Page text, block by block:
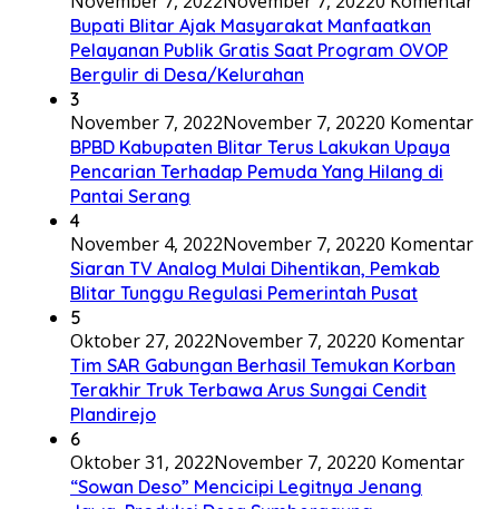
Bupati Blitar Ajak Masyarakat Manfaatkan
Pelayanan Publik Gratis Saat Program OVOP
Bergulir di Desa/Kelurahan
3
November 7, 2022November 7, 20220 Komentar
BPBD Kabupaten Blitar Terus Lakukan Upaya
Pencarian Terhadap Pemuda Yang Hilang di
Pantai Serang
4
November 4, 2022November 7, 20220 Komentar
Siaran TV Analog Mulai Dihentikan, Pemkab
Blitar Tunggu Regulasi Pemerintah Pusat
5
Oktober 27, 2022November 7, 20220 Komentar
Tim SAR Gabungan Berhasil Temukan Korban
Terakhir Truk Terbawa Arus Sungai Cendit
Plandirejo
6
Oktober 31, 2022November 7, 20220 Komentar
“Sowan Deso” Mencicipi Legitnya Jenang